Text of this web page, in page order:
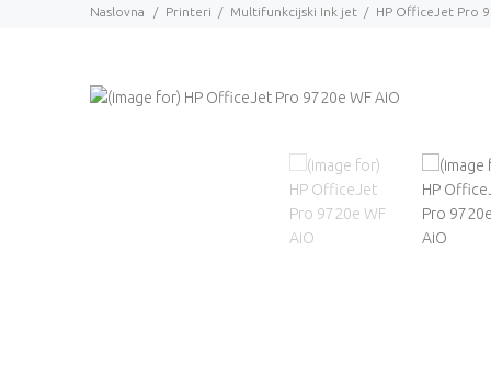
Naslovna Printeri Multifunkcijski Ink jet HP OfficeJet Pro